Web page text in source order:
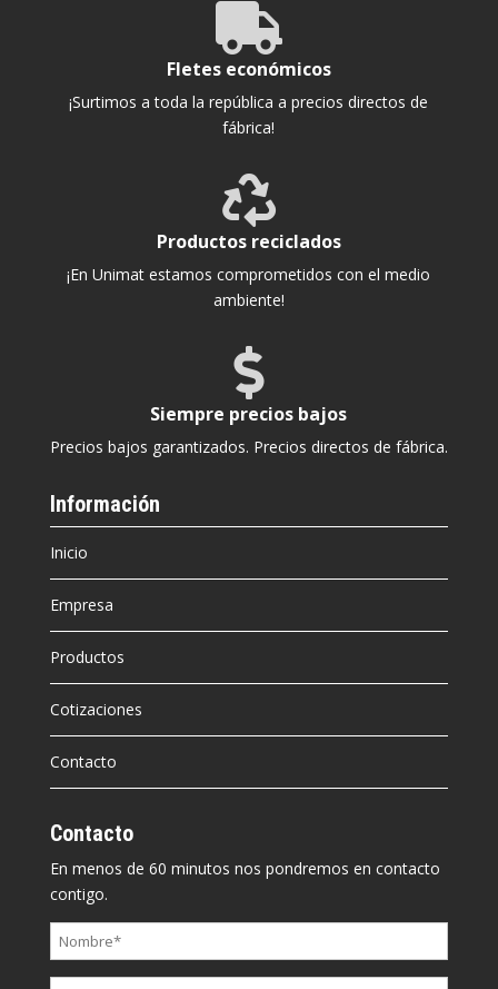

Fletes económicos
¡Surtimos a toda la república a precios directos de
fábrica!

Productos reciclados
¡En Unimat estamos comprometidos con el medio
ambiente!

Siempre precios bajos
Precios bajos garantizados. Precios directos de fábrica.
Información
Inicio
Empresa
Productos
Cotizaciones
Contacto
Contacto
En menos de 60 minutos nos pondremos en contacto
contigo.